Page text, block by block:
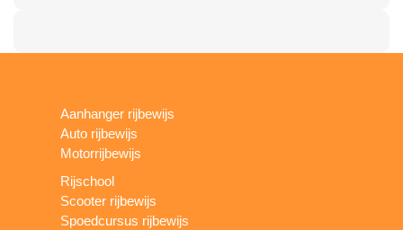
Aanhanger rijbewijs
Auto rijbewijs
Motorrijbewijs
Rijschool
Scooter rijbewijs
Spoedcursus rijbewijs